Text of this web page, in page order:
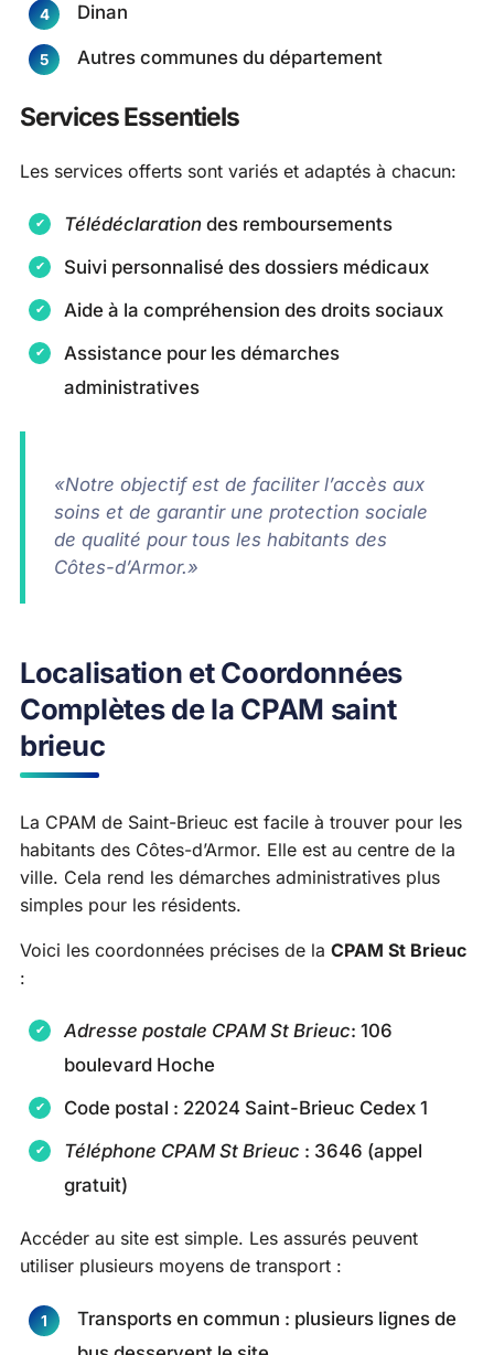
Dinan
Autres communes du département
Services Essentiels
Les services offerts sont variés et adaptés à chacun:
Télédéclaration des remboursements
Suivi personnalisé des dossiers médicaux
Aide à la compréhension des droits sociaux
Assistance pour les démarches
administratives
«Notre objectif est de faciliter l’accès aux
soins et de garantir une protection sociale
de qualité pour tous les habitants des
Côtes-d’Armor.»
Localisation et Coordonnées
Complètes de la CPAM saint
brieuc
La CPAM de Saint-Brieuc est facile à trouver pour les
habitants des Côtes-d’Armor. Elle est au centre de la
ville. Cela rend les démarches administratives plus
simples pour les résidents.
Voici les coordonnées précises de la CPAM St Brieuc
:
Adresse postale CPAM St Brieuc: 106
boulevard Hoche
Code postal : 22024 Saint-Brieuc Cedex 1
Téléphone CPAM St Brieuc : 3646 (appel
gratuit)
Accéder au site est simple. Les assurés peuvent
utiliser plusieurs moyens de transport :
Transports en commun : plusieurs lignes de